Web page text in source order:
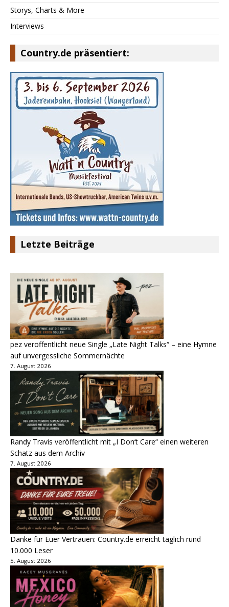
Storys, Charts & More
Interviews
Country.de präsentiert:
Letzte Beiträge
pez veröffentlicht neue Single „Late Night Talks“ – eine Hymne
auf unvergessliche Sommernächte
7. August 2026
Randy Travis veröffentlicht mit „I Don’t Care“ einen weiteren
Schatz aus dem Archiv
7. August 2026
Danke für Euer Vertrauen: Country.de erreicht täglich rund
10.000 Leser
5. August 2026